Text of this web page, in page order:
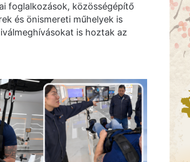
foglalkozások, közösségépítő
és önismereti műhelyek is
is hoztak az